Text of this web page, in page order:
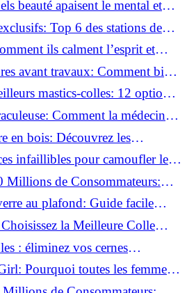
beauté apaisent le mental et
pour soi ?Top 6 des stations de
incontournables!
ils calment l’esprit et
âme!avant travaux: Comment bien
mastics-colles: 12 options
Comment la médecine
votre confiance!
en bois: Découvrez les
pour un résultat parfait!
infaillibles pour camoufler les
Millions de Consommateurs:
anti-rides numéro un!
au plafond: Guide facile
la Meilleure Colle
: éliminez vos cernes
Pourquoi toutes les femmes